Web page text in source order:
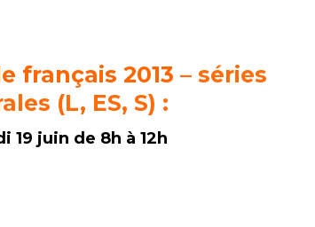
français 2013 – séries
(L, ES, S) :
19 juin de 8h à 12h